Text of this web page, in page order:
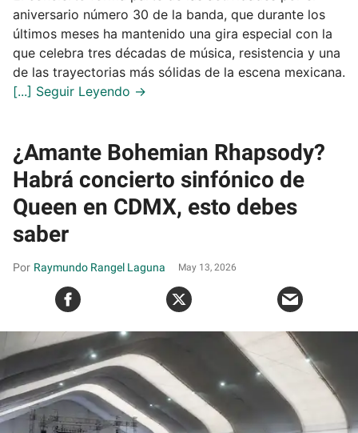
aniversario número 30 de la banda, que durante los
últimos meses ha mantenido una gira especial con la
que celebra tres décadas de música, resistencia y una
de las trayectorias más sólidas de la escena mexicana.
¿Amante Bohemian Rhapsody?
Habrá concierto sinfónico de
Queen en CDMX, esto debes
saber
Raymundo Rangel Laguna May 13, 2026